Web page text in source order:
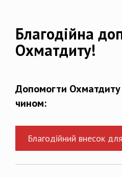
Благодійна
Охматдиту!
Допомогти
чином:
Благодійний внесок